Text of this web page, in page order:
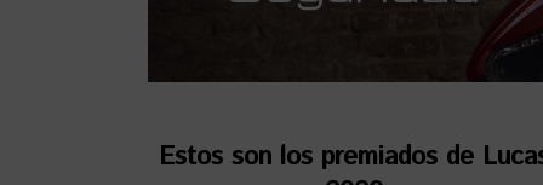
Estos son los premiados de